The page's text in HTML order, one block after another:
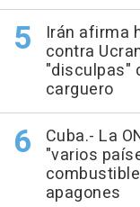
Irán afirma
contra
"disculpas"
carguero
Cuba.- La
"varios
apagones